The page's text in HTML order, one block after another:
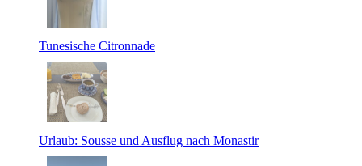
Tunesische Citronnade
Urlaub: Sousse und Ausflug nach Monastir